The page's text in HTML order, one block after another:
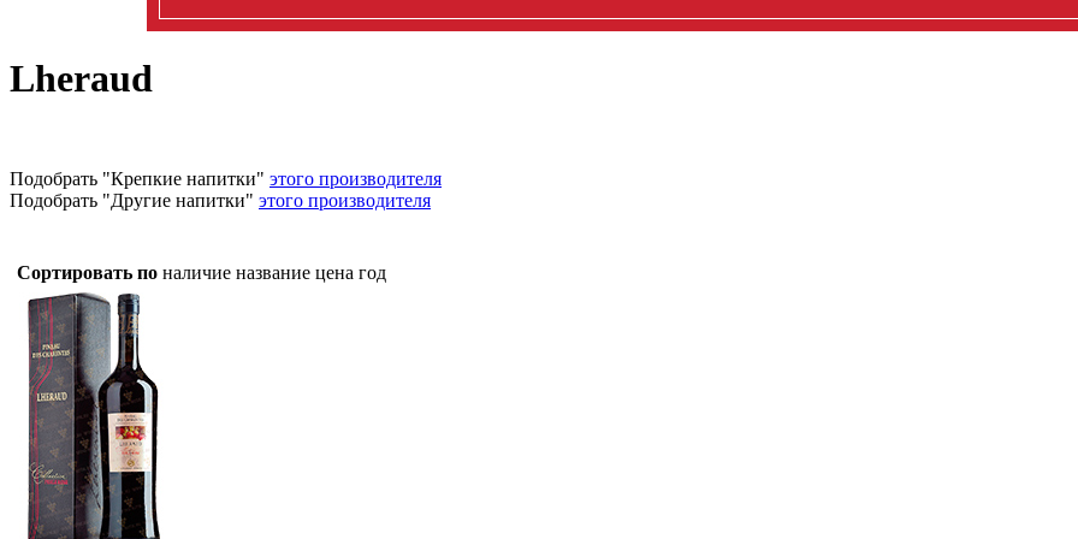
Lheraud
Подобрать "Крепкие напитки" этого производителя
Подобрать "Другие напитки" этого производителя
Сортировать по наличие название цена год